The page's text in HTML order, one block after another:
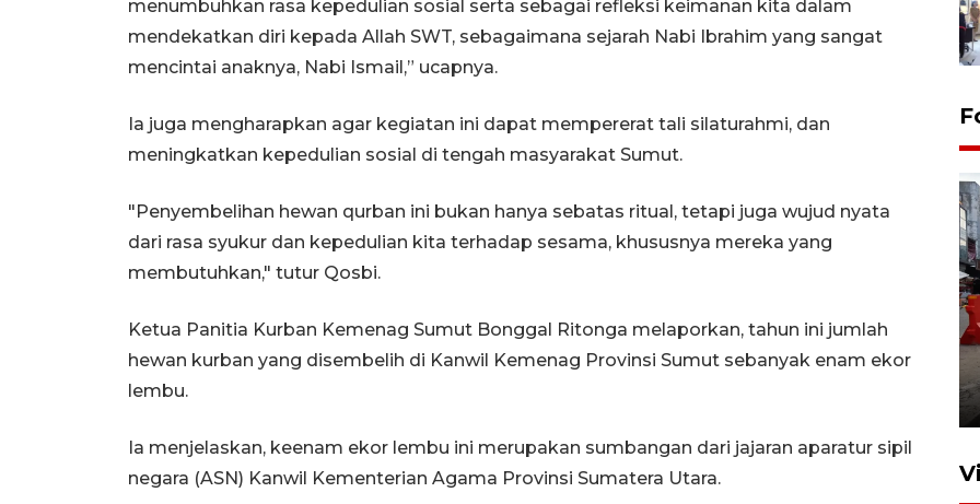
menumbuhkan rasa kepedulian sosial serta sebagai refleksi keimanan kita dalam
mendekatkan diri kepada Allah SWT, sebagaimana sejarah Nabi Ibrahim yang sangat
mencintai anaknya, Nabi Ismail,” ucapnya.
Ia juga mengharapkan agar kegiatan ini dapat mempererat tali silaturahmi, dan
meningkatkan kepedulian sosial di tengah masyarakat Sumut.
"Penyembelihan hewan qurban ini bukan hanya sebatas ritual, tetapi juga wujud nyata
dari rasa syukur dan kepedulian kita terhadap sesama, khususnya mereka yang
membutuhkan," tutur Qosbi.
Ketua Panitia Kurban Kemenag Sumut Bonggal Ritonga melaporkan, tahun ini jumlah
hewan kurban yang disembelih di Kanwil Kemenag Provinsi Sumut sebanyak enam ekor
lembu.
Ia menjelaskan, keenam ekor lembu ini merupakan sumbangan dari jajaran aparatur sipil
negara (ASN) Kanwil Kementerian Agama Provinsi Sumatera Utara.
Pelaporan SPT Tahunan di
Sumut